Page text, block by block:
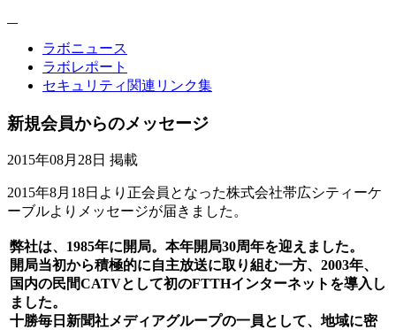
ラボニュース
ラボレポート
セキュリティ関連リンク集
新規会員からのメッセージ
2015年08月28日 掲載
2015年8月18日より正会員となった株式会社帯広シティーケ
ーブルよりメッセージが届きました。
弊社は、1985年に開局。本年開局30周年を迎えました。
開局当初から積極的に自主放送に取り組む一方、2003年、
国内の民間CATVとして初のFTTHインターネットを導入し
ました。
十勝毎日新聞社メディアグループの一員として、地域に密